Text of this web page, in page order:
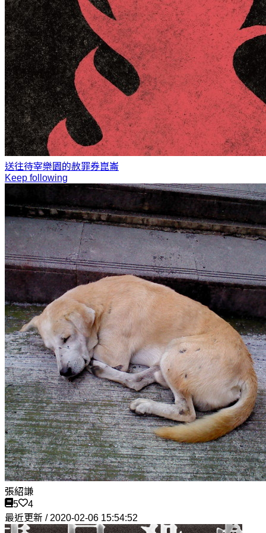
送往待宰樂園的赦罪券崑崙
Keep following
張紹謙
5
4
最近更新 / 2020-02-06 15:54:52